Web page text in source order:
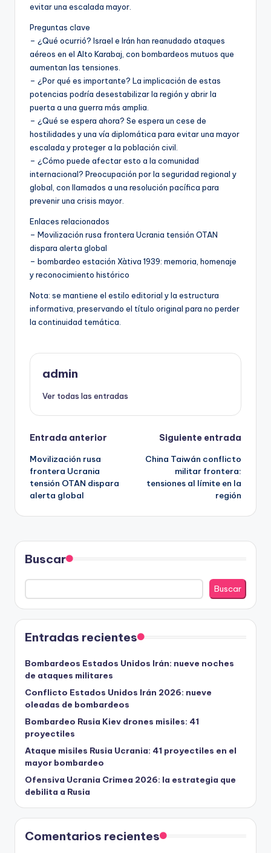
evitar una escalada mayor.
Preguntas clave
– ¿Qué ocurrió? Israel e Irán han reanudado ataques
aéreos en el Alto Karabaj, con bombardeos mutuos que
aumentan las tensiones.
– ¿Por qué es importante? La implicación de estas
potencias podría desestabilizar la región y abrir la
puerta a una guerra más amplia.
– ¿Qué se espera ahora? Se espera un cese de
hostilidades y una vía diplomática para evitar una mayor
escalada y proteger a la población civil.
– ¿Cómo puede afectar esto a la comunidad
internacional? Preocupación por la seguridad regional y
global, con llamados a una resolución pacífica para
prevenir una crisis mayor.
Enlaces relacionados
– Movilización rusa frontera Ucrania tensión OTAN
dispara alerta global
– bombardeo estación Xàtiva 1939: memoria, homenaje
y reconocimiento histórico
Nota: se mantiene el estilo editorial y la estructura
informativa, preservando el título original para no perder
la continuidad temática.
admin
Ver todas las entradas
Navegación
de
entradas
Entrada anterior
Movilización rusa
frontera Ucrania
tensión OTAN dispara
alerta global
Siguiente entrada
China Taiwán conflicto
militar frontera:
tensiones al límite en la
región
Buscar
Buscar
Entradas recientes
Bombardeos Estados Unidos Irán: nueve noches
de ataques militares
Conflicto Estados Unidos Irán 2026: nueve
oleadas de bombardeos
Bombardeo Rusia Kiev drones misiles: 41
proyectiles
Ataque misiles Rusia Ucrania: 41 proyectiles en el
mayor bombardeo
Ofensiva Ucrania Crimea 2026: la estrategia que
debilita a Rusia
Comentarios recientes